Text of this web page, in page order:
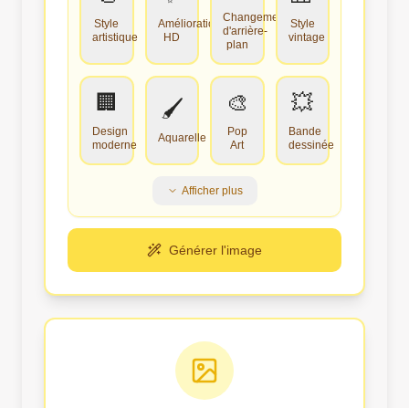
Style
artistique
Amélioration
HD
Changement
d'arrière-
plan
Style
vintage
🏢
Design
moderne
🖌️
Aquarelle
🎨
Pop
Art
💥
Bande
dessinée
Afficher plus
Générer l'image